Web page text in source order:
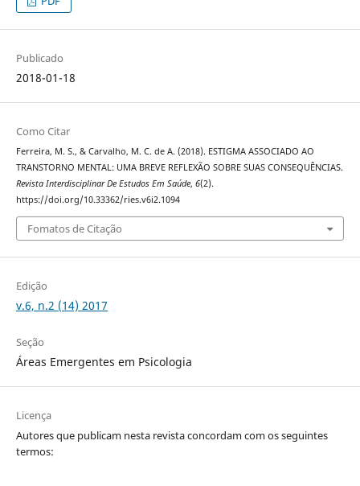
Publicado
2018-01-18
Como Citar
Ferreira, M. S., & Carvalho, M. C. de A. (2018). ESTIGMA ASSOCIADO AO
TRANSTORNO MENTAL: UMA BREVE REFLEXÃO SOBRE SUAS CONSEQUÊNCIAS.
Revista Interdisciplinar De Estudos Em Saúde, 6(2).
https://doi.org/10.33362/ries.v6i2.1094
Fomatos de Citação
Edição
v.6, n.2 (14) 2017
Seção
Áreas Emergentes em Psicologia
Licença
Autores que publicam nesta revista concordam com os seguintes
termos: